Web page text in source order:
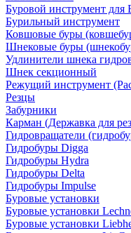
Буровой инструмент
Бурильный инструмент
Ковшовые буры
Шнековые буры
Удлинители шнека
Шнек секционный
Режущий инструмент
Резцы
Забурники
Карман (Державка для
Гидровращатели
Гидробуры Digga
Гидробуры Hydra
Гидробуры Delta
Гидробуры Impulse
Буровые установки
Буровые установки
Буровые установки